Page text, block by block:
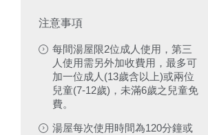
注意事項
每間湯屋限2位成人使用，第三
人使用需另外加收費用，最多可
加一位成人(13歲含以上)或兩位
兒童(7-12歲)，未滿6歲之兒童免
費。
湯屋每次使用時間為120分鐘或